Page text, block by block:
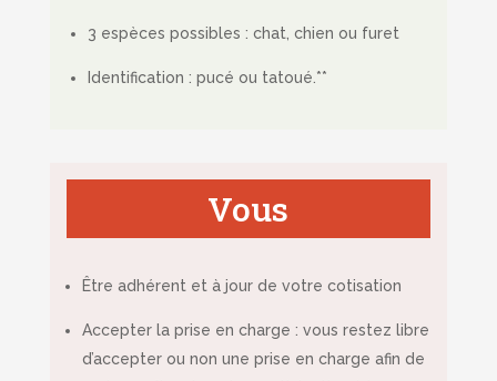
3 espèces possibles : chat, chien ou furet
Identification : pucé ou tatoué.**
Vous
Être adhérent et à jour de votre cotisation
Accepter la prise en charge : vous restez libre
d’accepter ou non une prise en charge afin de